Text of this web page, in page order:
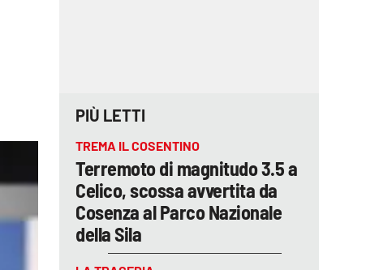
PIÙ LETTI
TREMA IL COSENTINO
Terremoto di magnitudo 3.5 a
Celico, scossa avvertita da
Cosenza al Parco Nazionale
della Sila